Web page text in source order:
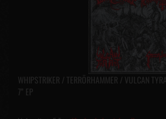
WHIPSTRIKER / TERRÖRHAMMER / VULCAN
7” EP